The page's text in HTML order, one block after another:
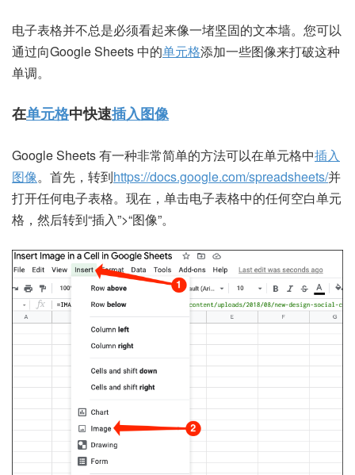
电子表格并不总是必须看起来像一堵坚固的文本墙。您可以
通过向Google Sheets 中的单元格添加一些图像来打破这种
单调。
在单元格中快速插入图像
Google Sheets 有一种非常简单的方法可以在单元格中插入
图像。首先，转到https://docs.google.com/spreadsheets/并
打开任何电子表格。现在，单击电子表格中的任何空白单元
格，然后转到“插入”>“图像”。